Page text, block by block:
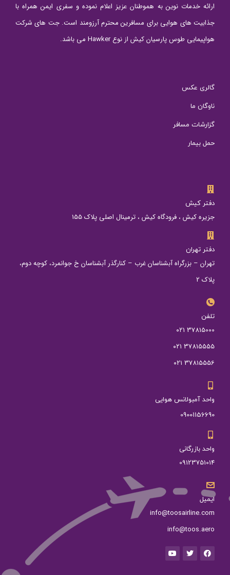
ارائه خدمات نوین به هموطنان عزیز اعلام نموده و سفری ایمن همراه با
جذابیت های هوایی برای مسافرین محترم آرزومند است. جت های شرکت
هواپیمایی طوس پارسیان کیش از نوع Hawker می باشد.
گالری عکس
ناوگان ما
گزارشات مسافر
حمل بیمار
دفتر کیش
جزیره کیش ، فرودگاه کیش ، ترمینال اصلی پلاک 155
دفتر تهران
تهران – بزرگراه آبشناسان غرب – کنارگذر آبشناسان خ جوانمرد، کوچه دوم،
پلاک 2
تلفن
37815000 ۰۲۱
37815555 ۰۲۱
37815556 ۰۲۱
واحد آمبولانس هوایی
09001156690
واحد بازرگانی
09123751014
ایمیل
info@toosairline.com
info@toos.aero